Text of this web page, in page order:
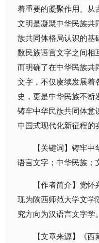
着重要的凝聚作用。从
文明是凝聚中华民族共
族共同体格局认识的基
数民族语言文字之间相
而明确了在中华民族共
文字，不仅赓续发展着
史，更是中华民族不
铸牢中华民族共同体意
中国式现代化新征程的
【关键词】铸牢
语言文字；中华民族；
【作者简介】党
现为陕西师范大学文学
究方向为汉语言文字学。
【文章来源】《